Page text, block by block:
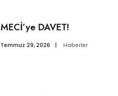
MECİ’ye DAVET!
Temmuz 29, 2026 | Haberler